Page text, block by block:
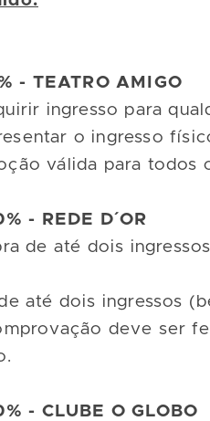
- TEATRO AMIGO
ingresso para
o ingresso
válida para todos
- REDE D´OR
de até dois
até dois ingressos
deve ser
- CLUBE O GLOBO